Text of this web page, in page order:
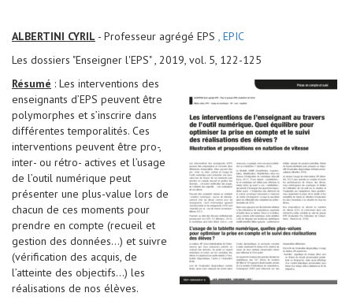
ALBERTINI CYRIL - Professeur agrégé EPS , EPIC
Les dossiers "Enseigner l'EPS" , 2019, vol. 5, 122-125
Résumé : Les interventions des
enseignants d’EPS peuvent être
polymorphes et s’inscrire dans
différentes temporalités. Ces
interventions peuvent être pro-,
inter- ou rétro- actives et l’usage
de l’outil numérique peut
présenter une plus-value lors de
chacun de ces moments pour
prendre en compte (recueil et
gestion des données...) et suivre
(vérification des acquis, de
l’atteinte des objectifs...) les
réalisations de nos élèves.